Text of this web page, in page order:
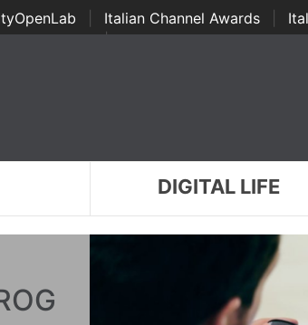
Italian Channel Awards
Awards | ...
DIGITAL LIFE